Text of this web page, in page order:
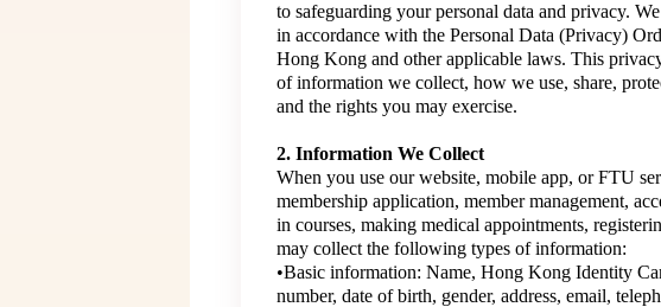
to safeguarding your personal data and privacy.
in accordance with the Personal Data (Privacy)
Hong Kong and other applicable laws. This
of information we collect, how we use, share,
and the rights you may exercise.
2. Information We Collect
When you use our website, mobile app, or FTU
membership application, member management,
in courses, making medical appointments,
may collect the following types of information:
•Basic information: Name, Hong Kong Identity
number, date of birth, gender, address, email,